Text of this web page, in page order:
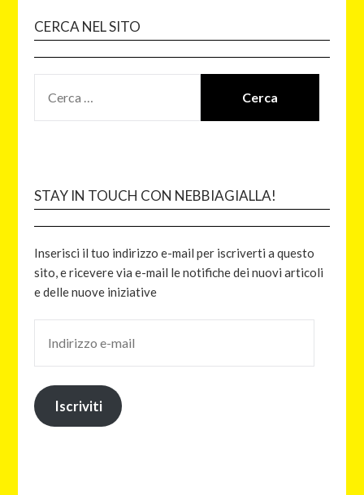
CERCA NEL SITO
STAY IN TOUCH CON NEBBIAGIALLA!
Inserisci il tuo indirizzo e-mail per iscriverti a questo
sito, e ricevere via e-mail le notifiche dei nuovi articoli
e delle nuove iniziative
Iscriviti